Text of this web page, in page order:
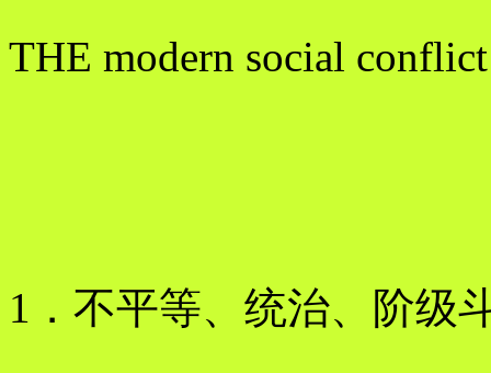
THE modern social conflict
1．不平等、统治、阶级